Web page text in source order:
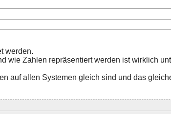
werden.
wie Zahlen repräsentiert werden ist wirklich
auf allen Systemen gleich sind und das